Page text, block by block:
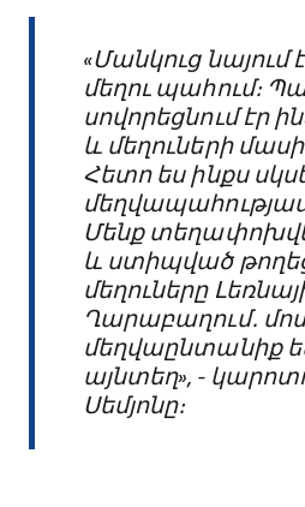
«Մանկուց նայում
մեղու պահում։
սովորեցնում էր
և մեղուների
Հետո ես ինքս
Մենք
և ստիպված
մեղուները
Ղարաբաղում․
մեղվաընտանիք
այնտեղ», -
Սեմյոնը։